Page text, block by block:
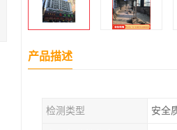
产品描述
检测类型 安全